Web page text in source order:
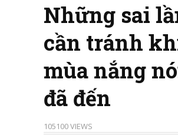
Những sai
cần tránh
mùa nắng
đã đến
105100 VIEWS